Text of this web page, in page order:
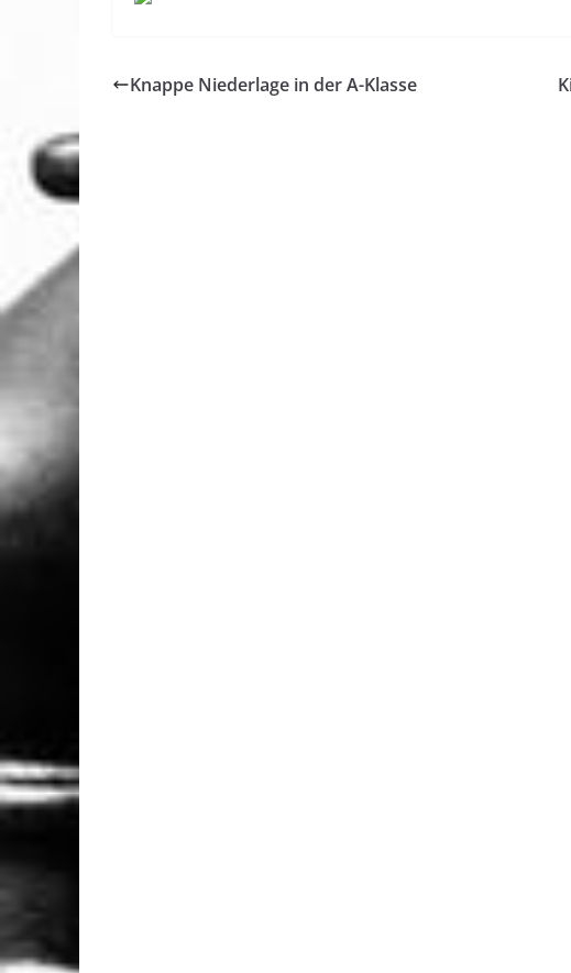
Knappe Niederlage in der A-Klasse